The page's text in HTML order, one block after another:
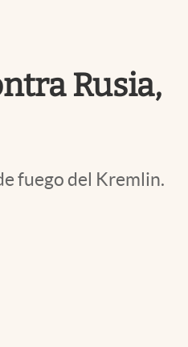
Rusia,
fuego del Kremlin.